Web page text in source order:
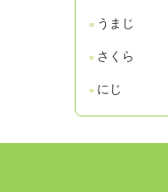
うまじ
さくら
にじ